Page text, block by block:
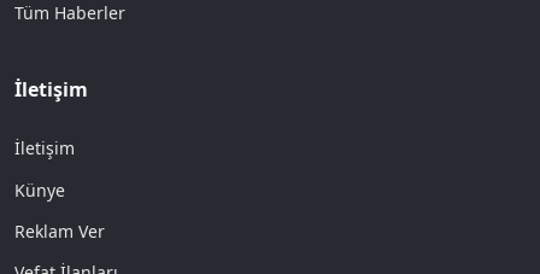
Tüm Haberler
İletişim
İletişim
Künye
Reklam Ver